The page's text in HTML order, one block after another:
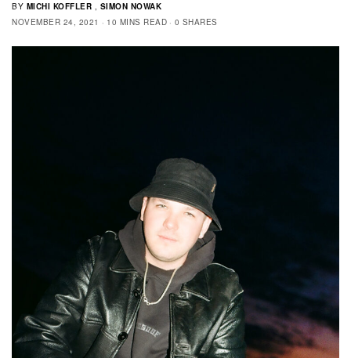
BY MICHI KOFFLER , SIMON NOWAK
NOVEMBER 24, 2021
10 MINS READ 0 SHARES